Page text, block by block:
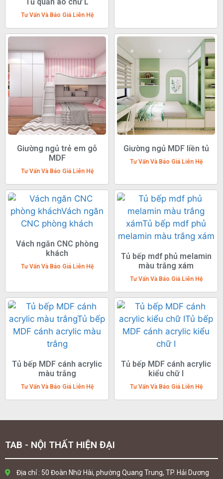
Tư Vấn Và Báo Giá Liên Hệ
Giường ngủ trẻ em gỗ
MDF
Tư Vấn Và Báo Giá Liên Hệ
Giường ngủ MDF liền tủ
Tư Vấn Và Báo Giá Liên Hệ
Vách ngăn CNC phòng
khách
Tư Vấn Và Báo Giá Liên Hệ
Tủ bếp mdf phủ melamin
màu trắng xám
Tư Vấn Và Báo Giá Liên Hệ
Tủ bếp MDF cánh acrylic
màu trắng
Tư Vấn Và Báo Giá Liên Hệ
Tủ bếp MDF cánh acrylic
kiểu chữ I
Tư Vấn Và Báo Giá Liên Hệ
TAB - NỘI THẤT HIỆN ĐẠI
Địa chỉ : 50 Đoàn Nhữ Hài, phường Quang Trung, TP. Hải Dương